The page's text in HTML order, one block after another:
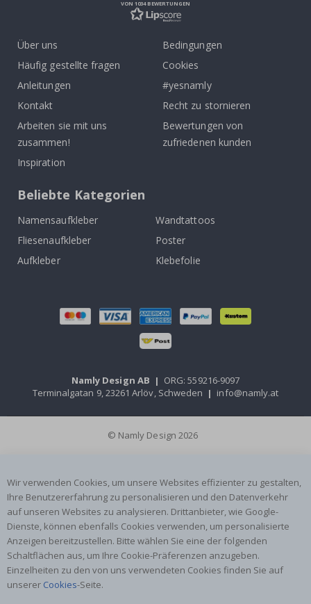
VON 1034 BEWERTUNGEN
Über uns
Häufig gestellte fragen
Anleitungen
Kontakt
Arbeiten sie mit uns
zusammen!
Inspiration
Bedingungen
Cookies
#yesnamly
Recht zu stornieren
Bewertungen von
zufriedenen kunden
Beliebte Kategorien
Namensaufkleber
Wandtattoos
Fliesenaufkleber
Poster
Aufkleber
Klebefolie
Namly Design AB | ORG: 559216-9097
Terminalgatan 9, 23261 Arlöv, Schweden | info@namly.at
© Namly Design 2026
Wir verwenden Cookies, um unsere Websites effizienter zu gestalten,
Ihre Benutzererfahrung zu personalisieren und den Datenverkehr
auf unseren Websites zu analysieren. Drittanbieter, wie Google-
Dienste, können ebenfalls Cookies verwenden, um personalisierte
Anzeigen bereitzustellen. Bitte wählen Sie eine der folgenden
Schaltflächen aus, um Ihre Cookie-Präferenzen anzugeben.
Einzelheiten zu den von uns verwendeten Cookies finden Sie auf
unserer Cookies-Seite.